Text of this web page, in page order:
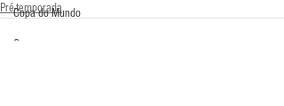
Copa do Mundo
Curso
Pré-temporada